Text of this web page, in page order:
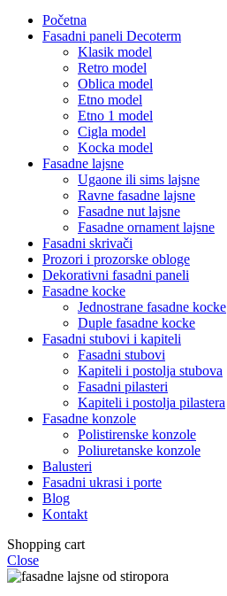
Početna
Fasadni paneli Decoterm
Klasik model
Retro model
Oblica model
Etno model
Etno 1 model
Cigla model
Kocka model
Fasadne lajsne
Ugaone ili sims lajsne
Ravne fasadne lajsne
Fasadne nut lajsne
Fasadne ornament lajsne
Fasadni skrivači
Prozori i prozorske obloge
Dekorativni fasadni paneli
Fasadne kocke
Jednostrane fasadne kocke
Duple fasadne kocke
Fasadni stubovi i kapiteli
Fasadni stubovi
Kapiteli i postolja stubova
Fasadni pilasteri
Kapiteli i postolja pilastera
Fasadne konzole
Polistirenske konzole
Poliuretanske konzole
Balusteri
Fasadni ukrasi i porte
Blog
Kontakt
Shopping cart
Close